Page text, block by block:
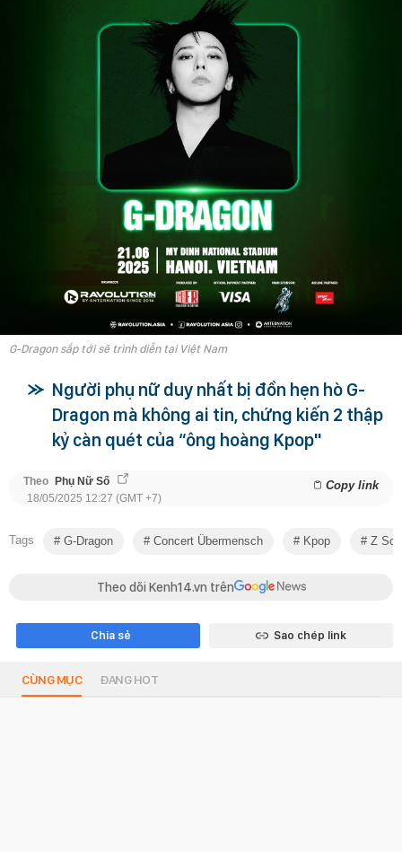
G-Dragon sắp tới sẽ trình diễn tại Việt Nam
Người phụ nữ duy nhất bị đồn hẹn hò G-
Dragon mà không ai tin, chứng kiến 2 thập
kỷ càn quét của “ông hoàng Kpop"
Theo Phụ Nữ Số Copy link
18/05/2025 12:27 (GMT +7)
Tags G-Dragon Concert Übermensch Kpop Z
Theo dõi Kenh14.vn trên
Chia sẻ Sao chép link
CÙNG MỤC ĐANG HOT